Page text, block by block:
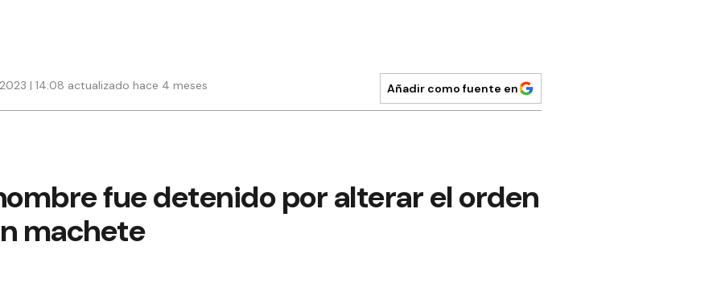
| 14:08 actualizado hace 4 meses Añadir como fuente en
fue detenido por alterar el orden
machete